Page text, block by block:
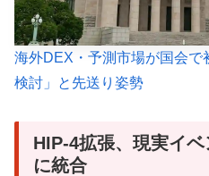
海外DEX・予測市場が国会で
検討」と先送り姿勢
HIP-4拡張、現実イ
に統合